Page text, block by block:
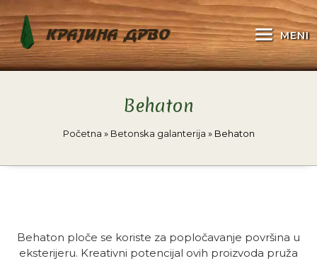
KRAJINA DRVO MENI
Behaton
Početna » Betonska galanterija » Behaton
Behaton ploče se koriste za popločavanje površina u
eksterijeru. Kreativni potencijal ovih proizvoda pruža